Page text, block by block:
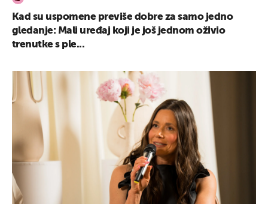
Kad su uspomene previše dobre za samo jedno
gledanje: Mali uređaj koji je još jednom oživio
trenutke s ple...